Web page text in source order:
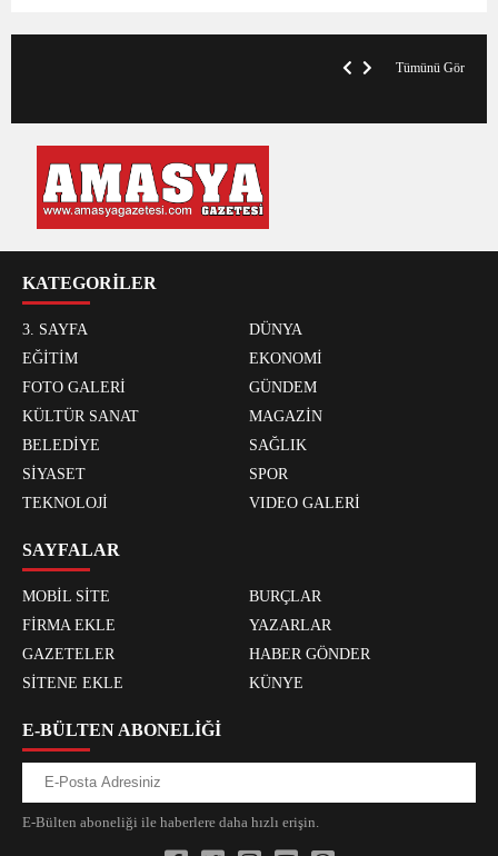
Tümünü Gör
KATEGORİLER
3. SAYFA
DÜNYA
EĞİTİM
EKONOMİ
FOTO GALERİ
GÜNDEM
KÜLTÜR SANAT
MAGAZİN
BELEDİYE
SAĞLIK
SİYASET
SPOR
TEKNOLOJİ
VIDEO GALERİ
SAYFALAR
MOBİL SİTE
BURÇLAR
FİRMA EKLE
YAZARLAR
GAZETELER
HABER GÖNDER
SİTENE EKLE
KÜNYE
E-BÜLTEN ABONELİĞİ
E-Bülten aboneliği ile haberlere daha hızlı erişin.